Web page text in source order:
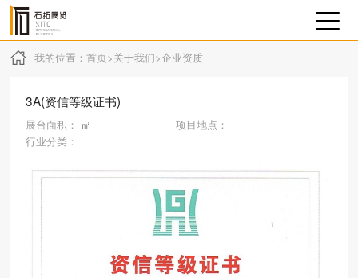
我的位置： 首页>关于我们>企业资质
3A(资信等级证书)
展台面积： ㎡
项目地点：
行业分类：